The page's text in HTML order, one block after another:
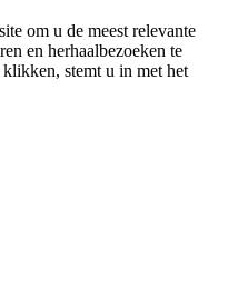
om u de meest relevante
en herhaalbezoeken te
stemt u in met het